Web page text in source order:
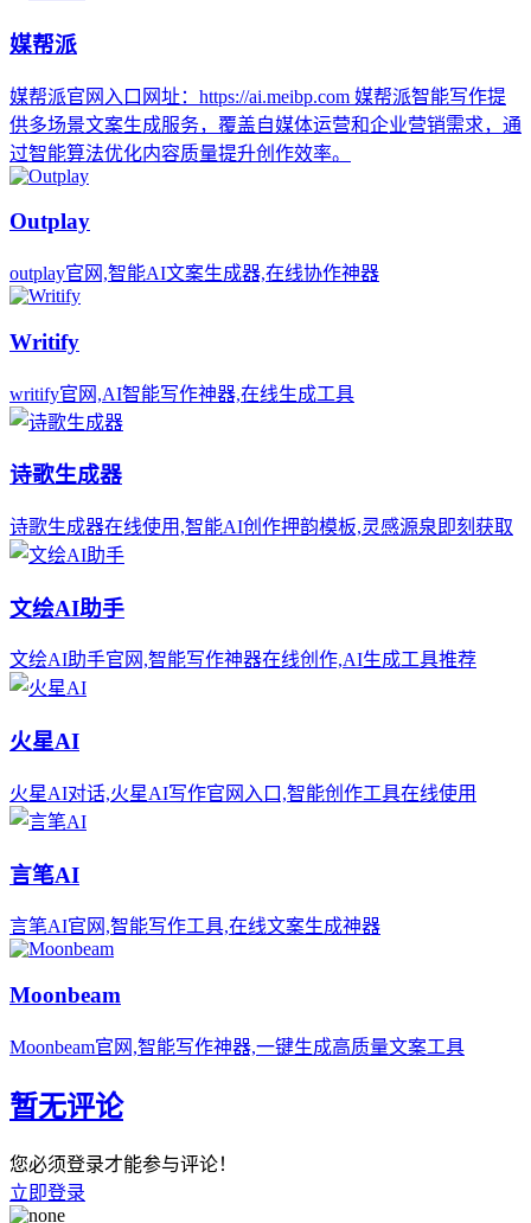
媒帮派
媒帮派官网入口网址：https://ai.meibp.com 媒帮派智能写作提
供多场景文案生成服务，覆盖自媒体运营和企业营销需求，通
过智能算法优化内容质量提升创作效率。
Outplay
outplay官网,智能AI文案生成器,在线协作神器
Writify
writify官网,AI智能写作神器,在线生成工具
诗歌生成器
诗歌生成器在线使用,智能AI创作押韵模板,灵感源泉即刻获取
文绘AI助手
文绘AI助手官网,智能写作神器在线创作,AI生成工具推荐
火星AI
火星AI对话,火星AI写作官网入口,智能创作工具在线使用
言笔AI
言笔AI官网,智能写作工具,在线文案生成神器
Moonbeam
Moonbeam官网,智能写作神器,一键生成高质量文案工具
暂无评论
您必须登录才能参与评论！
立即登录